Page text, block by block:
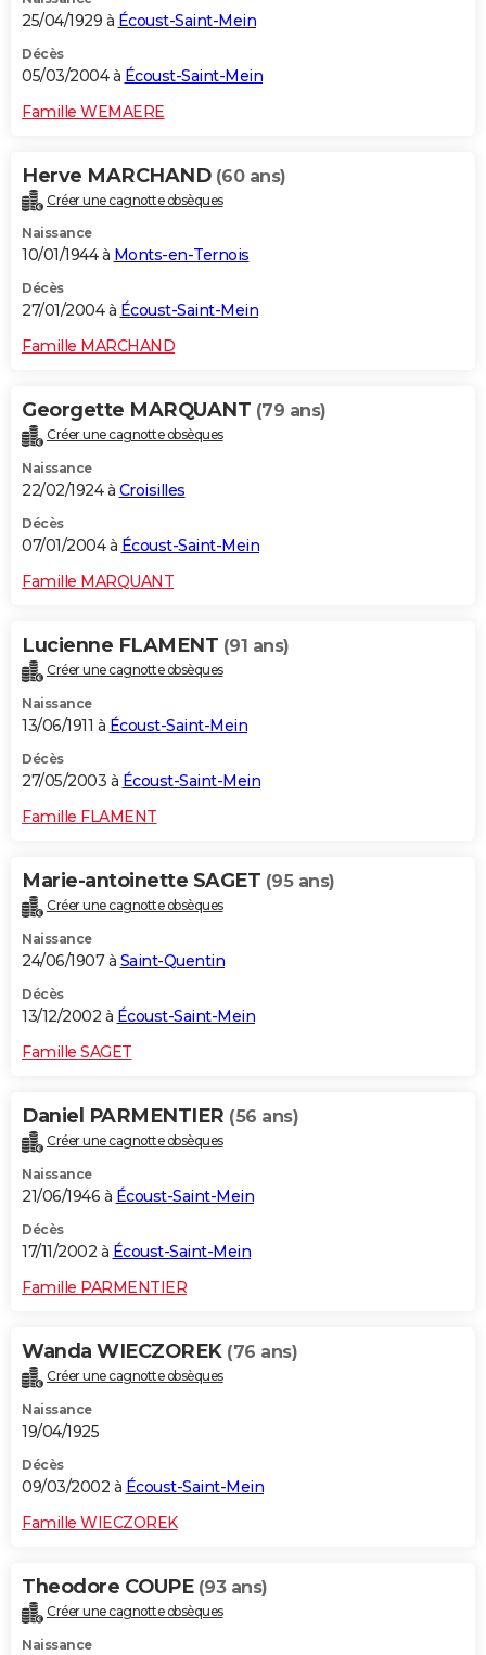
25/04/1929 à Écoust-Saint-Mein
Décès
05/03/2004 à Écoust-Saint-Mein
Famille WEMAERE
Herve MARCHAND (60 ans)
Créer une cagnotte obsèques
Naissance
10/01/1944 à Monts-en-Ternois
Décès
27/01/2004 à Écoust-Saint-Mein
Famille MARCHAND
Georgette MARQUANT (79 ans)
Créer une cagnotte obsèques
Naissance
22/02/1924 à Croisilles
Décès
07/01/2004 à Écoust-Saint-Mein
Famille MARQUANT
Lucienne FLAMENT (91 ans)
Créer une cagnotte obsèques
Naissance
13/06/1911 à Écoust-Saint-Mein
Décès
27/05/2003 à Écoust-Saint-Mein
Famille FLAMENT
Marie-antoinette SAGET (95 ans)
Créer une cagnotte obsèques
Naissance
24/06/1907 à Saint-Quentin
Décès
13/12/2002 à Écoust-Saint-Mein
Famille SAGET
Daniel PARMENTIER (56 ans)
Créer une cagnotte obsèques
Naissance
21/06/1946 à Écoust-Saint-Mein
Décès
17/11/2002 à Écoust-Saint-Mein
Famille PARMENTIER
Wanda WIECZOREK (76 ans)
Créer une cagnotte obsèques
Naissance
19/04/1925
Décès
09/03/2002 à Écoust-Saint-Mein
Famille WIECZOREK
Theodore COUPE (93 ans)
Créer une cagnotte obsèques
Naissance